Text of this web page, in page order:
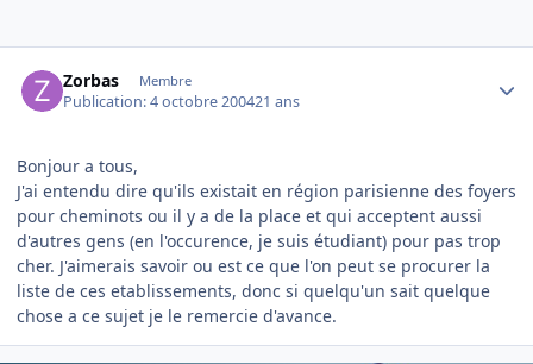
Zorbas Membre
Publication:4 octobre 200421 ans
Bonjour a tous,
J'ai entendu dire qu'ils existait en région parisienne des foyers
pour cheminots ou il y a de la place et qui acceptent aussi
d'autres gens (en l'occurence, je suis étudiant) pour pas trop
cher. J'aimerais savoir ou est ce que l'on peut se procurer la
liste de ces etablissements, donc si quelqu'un sait quelque
chose a ce sujet je le remercie d'avance.